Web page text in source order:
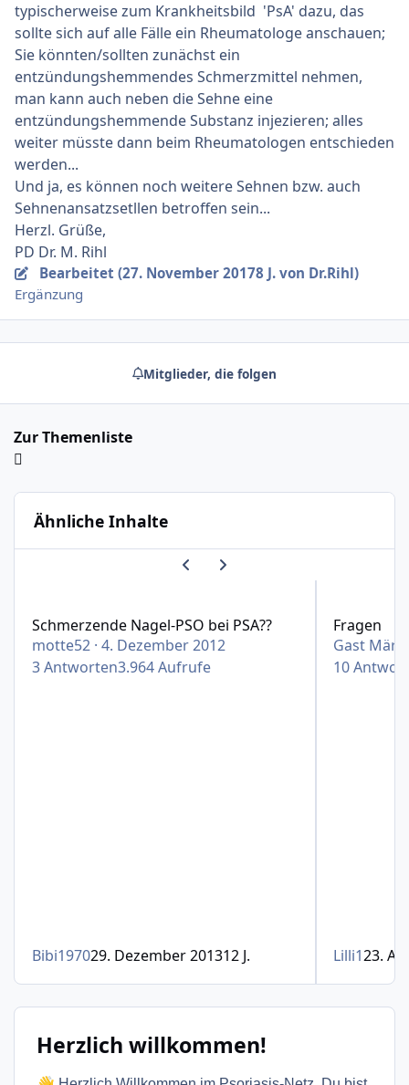
typischerweise zum Krankheitsbild 'PsA' dazu, das
sollte sich auf alle Fälle ein Rheumatologe anschauen;
Sie könnten/sollten zunächst ein
entzündungshemmendes Schmerzmittel nehmen,
man kann auch neben die Sehne eine
entzündungshemmende Substanz injezieren; alles
weiter müsste dann beim Rheumatologen entschieden
werden...
Und ja, es können noch weitere Sehnen bzw. auch
Sehnenansatzsetllen betroffen sein...
Herzl. Grüße,
PD Dr. M. Rihl
Bearbeitet (27. November 20178 J.von Dr.Rihl)
Ergänzung
Mitglieder, die folgen
Zur Themenliste
Ähnliche Inhalte
Vorherige Karussell-Folie
Nächste Karussell-Folie
Schmerzende Nagel-PSO bei PSA??
motte52 ·4. Dezember 2012
3Antworten3.964Aufrufe
Bibi197029. Dezember 201312 J.
Fragen
Gast
10
Lilli123.
Herzlich willkommen!